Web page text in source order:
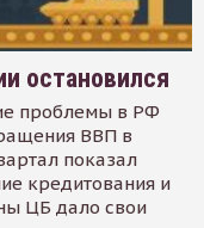
остановился
проблемы в РФ
ВВП в
показал
кредитования и
ЦБ дало свои